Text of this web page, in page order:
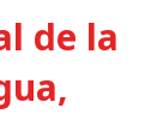
de la